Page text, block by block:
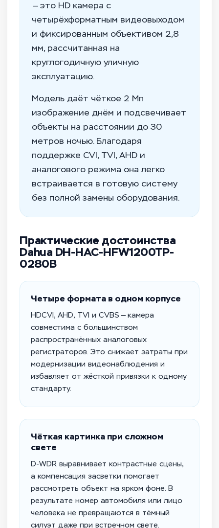
— это HD камера с
четырёхформатным видеовыходом
и фиксированным объективом 2,8
мм, рассчитанная на
круглогодичную уличную
эксплуатацию.
Модель даёт чёткое 2 Мп
изображение днём и подсвечивает
объекты на расстоянии до 30
метров ночью. Благодаря
поддержке CVI, TVI, AHD и
аналогового режима она легко
встраивается в готовую систему
без полной замены оборудования.
Практические достоинства
Dahua DH-HAC-HFW1200TP-
0280B
Четыре формата в одном корпусе
HDCVI, AHD, TVI и CVBS — камера
совместима с большинством
распространённых аналоговых
регистраторов. Это снижает затраты при
модернизации видеонаблюдения и
избавляет от жёсткой привязки к одному
стандарту.
Чёткая картинка при сложном
свете
D-WDR выравнивает контрастные сцены,
а компенсация засветки помогает
рассмотреть объект на ярком фоне. В
результате номер автомобиля или лицо
человека не превращаются в тёмный
силуэт даже при встречном свете.